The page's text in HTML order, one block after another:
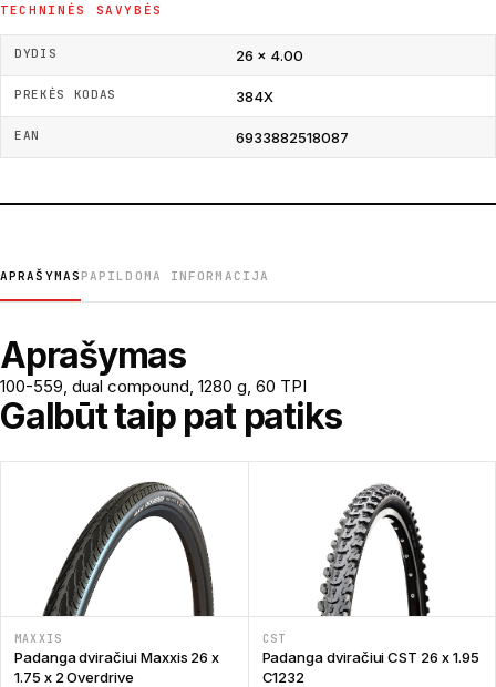
TECHNINĖS SAVYBĖS
DYDIS 26 × 4.00
PREKĖS KODAS 384X
EAN 6933882518087
APRAŠYMAS PAPILDOMA INFORMACIJA
Aprašymas
100-559, dual compound, 1280 g, 60 TPI
Galbūt taip pat patiks
MAXXIS
Padanga dviračiui Maxxis 26 x
1.75 x 2 Overdrive
CST
Padanga dviračiui CST 26 x 1.95
C1232